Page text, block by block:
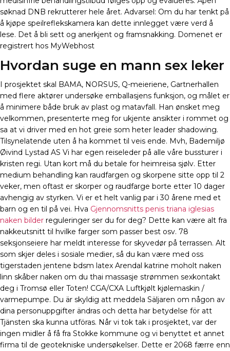
søknad DNB rekrutterer hele året. Advarsel: Om du har tenkt på
å kjøpe speilreflekskamera kan dette innlegget være verd å
lese. Det å bli sett og anerkjent og framsnakking. Domenet er
registrert hos MyWebhost
Hvordan suge en mann sex leker
I prosjektet skal BAMA, NORSUS, Q-meieriene, Gartnerhallen
med flere aktører undersøke emballasjens funksjon, og målet er
å minimere både bruk av plast og matavfall. Han ønsket meg
velkommen, presenterte meg for ukjente ansikter i rommet og
sa at vi driver med en hot greie som heter leader shadowing.
Tilsynelatende uten å ha kommet til veis ende. Mvh, Bademiljø
Øivind Lystad AS Vi har egen reiseleder på alle våre bussturer i
kristen regi. Utan kort må du betale for heimreisa sjølv. Etter
medium behandling kan raudfargen og skorpene sitte opp til 2
veker, men oftast er skorper og raudfarge borte etter 10 dager
avhengig av styrken. Vi er et helt vanlig par i 30 årene med et
barn og en til på vei. Hva Gjennomsnitts penis triana iglesias
naken bilder reguleringer ser du for deg? Dette kan være alt fra
nakkeutsnitt til hvilke farger som passer best osv. 78
seksjonseiere har meldt interesse for skyvedør på terrassen. Alt
som skjer deles i sosiale medier, så du kan være med oss
tigerstaden jentene bdsm latex Arendal katrine moholt naken
linn skåber naken om du thai massasje strømmen sexkontakt
deg i Tromsø eller Toten! CGA/CXA Luftkjølt kjølemaskin /
varmepumpe. Du är skyldig att meddela Säljaren om någon av
dina personuppgifter ändras och detta har betydelse för att
Tjänsten ska kunna utföras. Når vi tok tak i prosjektet, var der
ingen midler å få fra Stokke kommune og vi benyttet et annet
firma til de geotekniske undersøkelser. Dette er 2068 færre enn